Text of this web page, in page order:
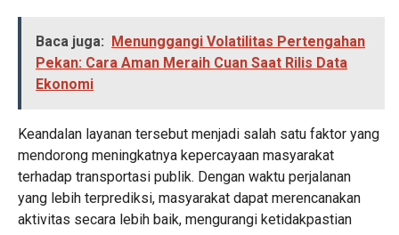
Baca juga: Menunggangi Volatilitas Pertengahan
Pekan: Cara Aman Meraih Cuan Saat Rilis Data
Ekonomi
Keandalan layanan tersebut menjadi salah satu faktor yang
mendorong meningkatnya kepercayaan masyarakat
terhadap transportasi publik. Dengan waktu perjalanan
yang lebih terprediksi, masyarakat dapat merencanakan
aktivitas secara lebih baik, mengurangi ketidakpastian